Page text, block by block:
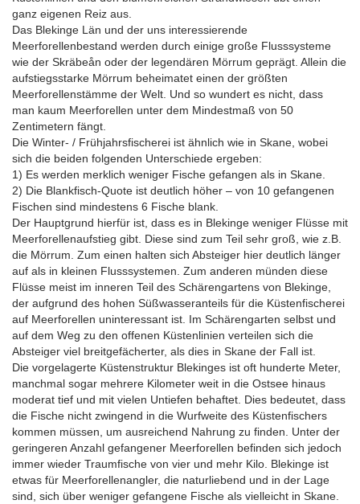
ganz eigenen Reiz aus.
Das Blekinge Län und der uns interessierende
Meerforellenbestand werden durch einige große Flusssysteme
wie der Skräbeån oder der legendären Mörrum geprägt. Allein die
aufstiegsstarke Mörrum beheimatet einen der größten
Meerforellenstämme der Welt. Und so wundert es nicht, dass
man kaum Meerforellen unter dem Mindestmaß von 50
Zentimetern fängt.
Die Winter- / Frühjahrsfischerei ist ähnlich wie in Skane, wobei
sich die beiden folgenden Unterschiede ergeben:
1) Es werden merklich weniger Fische gefangen als in Skane.
2) Die Blankfisch-Quote ist deutlich höher – von 10 gefangenen
Fischen sind mindestens 6 Fische blank.
Der Hauptgrund hierfür ist, dass es in Blekinge weniger Flüsse mit
Meerforellenaufstieg gibt. Diese sind zum Teil sehr groß, wie z.B.
die Mörrum. Zum einen halten sich Absteiger hier deutlich länger
auf als in kleinen Flusssystemen. Zum anderen münden diese
Flüsse meist im inneren Teil des Schärengartens von Blekinge,
der aufgrund des hohen Süßwasseranteils für die Küstenfischerei
auf Meerforellen uninteressant ist. Im Schärengarten selbst und
auf dem Weg zu den offenen Küstenlinien verteilen sich die
Absteiger viel breitgefächerter, als dies in Skane der Fall ist.
Die vorgelagerte Küstenstruktur Blekinges ist oft hunderte Meter,
manchmal sogar mehrere Kilometer weit in die Ostsee hinaus
moderat tief und mit vielen Untiefen behaftet. Dies bedeutet, dass
die Fische nicht zwingend in die Wurfweite des Küstenfischers
kommen müssen, um ausreichend Nahrung zu finden. Unter der
geringeren Anzahl gefangener Meerforellen befinden sich jedoch
immer wieder Traumfische von vier und mehr Kilo. Blekinge ist
etwas für Meerforellenangler, die naturliebend und in der Lage
sind, sich über weniger gefangene Fische als vielleicht in Skane.